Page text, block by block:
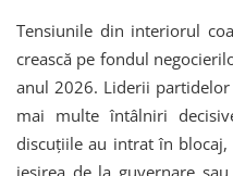
Tensiunile din interiorul
crească pe fondul
anul 2026. Liderii
mai multe întâlniri
discuțiile au intrat în